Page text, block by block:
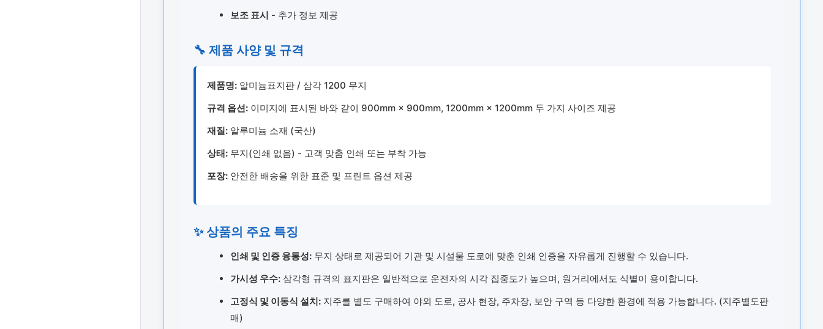
보조 표시 - 추가 정보 제공
🔧 제품 사양 및 규격
제품명:알미늄표지판 / 삼각 1200 무지
규격 옵션:이미지에 표시된 바와 같이 900mm × 900mm, 1200mm × 1200mm 두 가지 사이즈 제공
재질:알루미늄 소재 (국산)
상태:무지(인쇄 없음) - 고객 맞춤 인쇄 또는 부착 가능
포장:안전한 배송을 위한 표준 및 프린트 옵션 제공
✨ 상품의 주요 특징
인쇄 및 인증 융통성:무지 상태로 제공되어 기관 및 시설물 도로에 맞춘 인쇄 인증을 자유롭게 진행할 수 있습니다.
가시성 우수:삼각형 규격의 표지판은 일반적으로 운전자의 시각 집중도가 높으며, 원거리에서도 식별이 용이합니다.
고정식 및 이동식 설치:지주를 별도 구매하여 야외 도로, 공사 현장, 주차장, 보안 구역 등 다양한 환경에 적용 가능합니다. (지주별도판
매)